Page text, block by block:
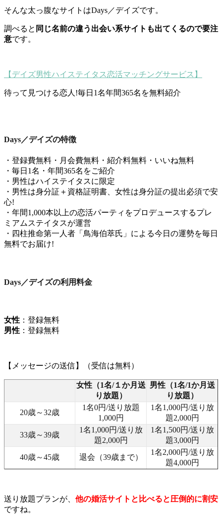
そんな太っ腹なサイトはDays／デイズです。
調べると 同じ名前の違う出会い系サイトも出てくるので要注
意です。
【デイズ男性ハイステイタス恋活マッチングサービス】
待って見つける恋人!毎日1名年間365名を無料紹介
Days／デイズの特徴
・登録費無料・月会費無料・紹介料無料・いいね無料
・毎日1名・年間365名をご紹介
・男性はハイステイタスに限定
・男性は身分証＋資格証明書、女性は身分証の提出必須で安
心!
・年間1,000本以上の恋活パーティをプロデュースするプレ
ミアムステイタスが運営
・四柱推命第一人者「鳥海伯萃氏」による今日の運勢を毎日
無料でお届け!
Days／デイズの利用料金
女性 ：登録無料
男性 ：登録無料
【メッセージの送信】（受信は無料）
女性（1名/１か月送
り放題）
男性（1名/1か月送
り放題）
20歳～32歳
1名0円/送り放題
1,000円
1名1,000円/送り放
題2,000円
33歳～39歳
1名1,000円/送り放
題2,000円
1名1,500円/送り放
題3,000円
40歳～45歳
退会（39歳まで）
1名2,000円/送り放
題4,000円
送り放題プランが、 他の婚活サイトと比べると圧倒的に割安
ですね。